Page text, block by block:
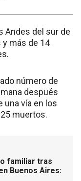
Andes del sur de
más de 14
número de
después
una vía en los
muertos.
familiar tras
Buenos Aires: